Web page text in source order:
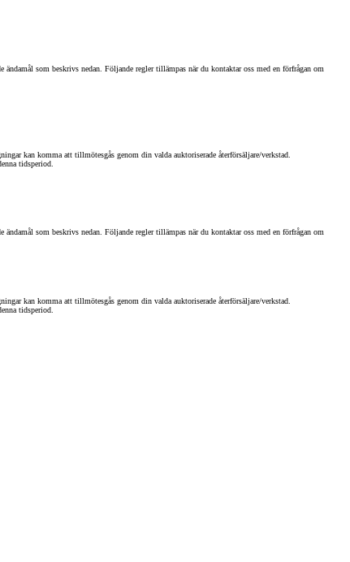
som beskrivs nedan. Följande regler tillämpas när du kontaktar oss med en förfrågan om
kan komma att tillmötesgås genom din valda auktoriserade återförsäljare/verkstad.
tidsperiod.
som beskrivs nedan. Följande regler tillämpas när du kontaktar oss med en förfrågan om
kan komma att tillmötesgås genom din valda auktoriserade återförsäljare/verkstad.
tidsperiod.